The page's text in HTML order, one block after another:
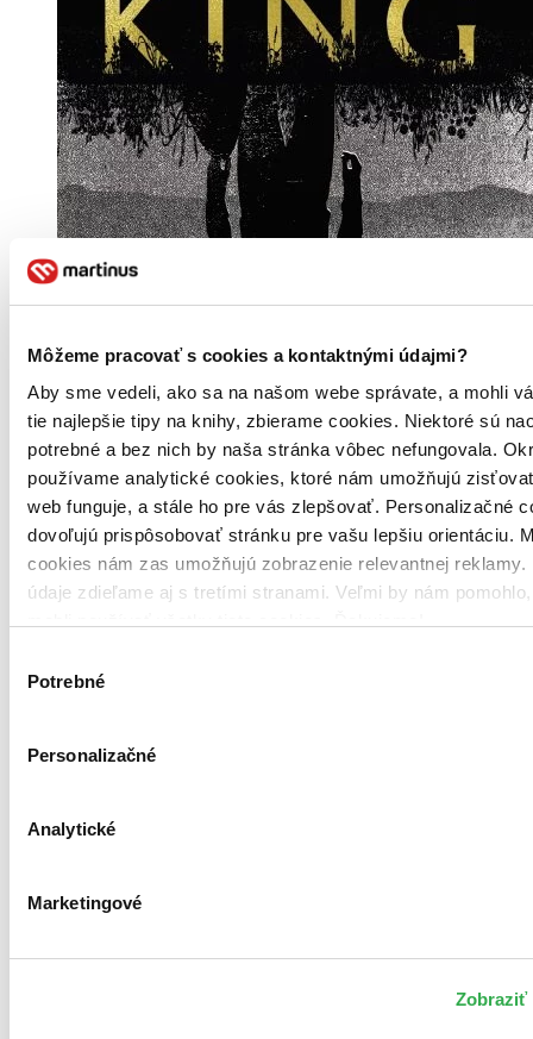
Môžeme pracovať s cookies a kontaktnými údajmi?
Aby sme vedeli, ako sa na našom webe správate, a mohli
tie najlepšie tipy na knihy, zbierame cookies. Niektoré sú
potrebné a bez nich by naša stránka vôbec nefungovala.
používame analytické cookies, ktoré nám umožňujú
web funguje, a stále ho pre vás zlepšovať. Personalizačné
dovoľujú prispôsobovať stránku pre vašu lepšiu orientáciu.
cookies nám zas umožňujú zobrazenie relevantnej reklamy.
údaje zdieľame aj s tretími stranami. Veľmi by nám
súhlasu
Potrebné
Personalizačné
Analytické
Marketingové
Zobraziť
Pevná väzba s prebalom
Čeština, 2019
Dodanie ďalších môže trvať dlhšie, zvyčajne do 8 dní.
20,70 €